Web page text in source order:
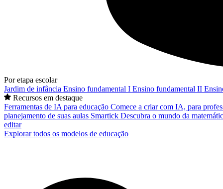
Por etapa escolar
Jardim de infância Ensino fundamental I Ensino fundamental II
Recursos em destaque
Ferramentas de IA para educação Comece a criar com IA, para
planejamento de suas aulas Smartick Descubra o mundo da
editar
Explorar todos os modelos de educação